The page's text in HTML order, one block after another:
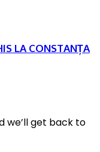
LA CONSTANȚA
we’ll get back to